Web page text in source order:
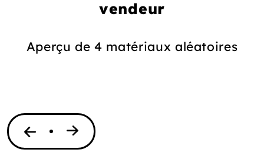
vendeur
Aperçu de 4 matériaux aléatoires